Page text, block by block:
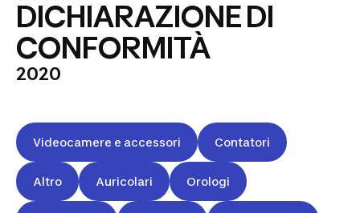
DICHIARAZIONE DI
CONFORMITÀ
2020
Videocamere e accessori Contatori
Altro Auricolari Orologi